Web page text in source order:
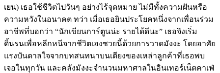
เยน) เธอใช้ชีวิตไปวันๆ อย่างไร้จุดหมาย ไม่มีทั้งความฝันหรือ
ความหวังในอนาคต ทว่า เมื่อเธอยินประโยคหนึ่งจากเพื่อนร่วม
อาชีพที่บอกว่า “นักเขียนการ์ตูนน่ะ รายได้ดีนะ” เธอจึงเริ่ม
ดิ้นรนเพื่อหลีกหนีจากชีวิตเฮงซวยนี้ด้วยการวาดมังงะ โดยอาศัย
แรงบันดาลใจจากบทสนทนาบนเตียงของเหล่าลูกค้าที่เธอพบ
เจอในทุกวัน และคลังมังงะจำนวนมหาศาลในอินเทอร์เน็ตคาเฟ่